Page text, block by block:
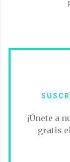
¡Únete a
gratis